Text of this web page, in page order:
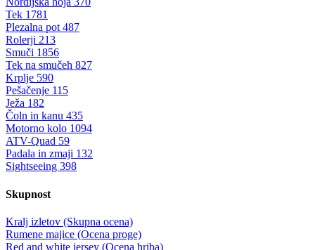
Tek 1781
Plezalna pot 487
Rolerji 213
Smuči 1856
Tek na smučeh 827
Krplje 590
Pešačenje 115
Ježa 182
Čoln in kanu 435
Motorno kolo 1094
ATV-Quad 59
Padala in zmaji 132
Sightseeing 398
Skupnost
Kralj izletov (Skupna ocena)
Rumene majice (Ocena proge)
Red and white jersey (Ocena hriba)